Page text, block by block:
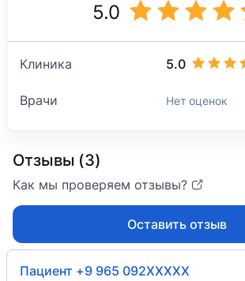
5.0
Клиника 5.0
Врачи Нет оценок
Отзывы (3)
Как мы проверяем отзывы?
Оставить отзыв
Пациент +9 965 092XXXXX